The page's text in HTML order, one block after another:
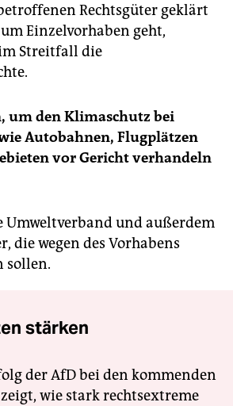
Rechtsgüter geklärt
Einzelvorhaben geht,
Streitfall die
um den Klimaschutz bei
Autobahnen, Flugplätzen
vor Gericht verhandeln
Umweltverband und außerdem
die wegen des Vorhabens
sollen.
stärken
der AfD bei den kommenden
wie stark rechtsextreme